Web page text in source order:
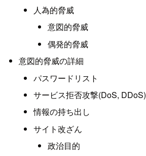
人為的脅威
意図的脅威
偶発的脅威
意図的脅威の詳細
パスワードリスト
サービス拒否攻撃(DoS, DDoS)
情報の持ち出し
サイト改ざん
政治目的